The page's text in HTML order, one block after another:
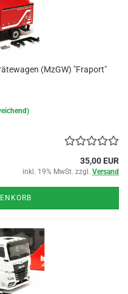
(MzGW) "Fraport"
35,00 EUR
inkl. 19% MwSt. zzgl. Versand